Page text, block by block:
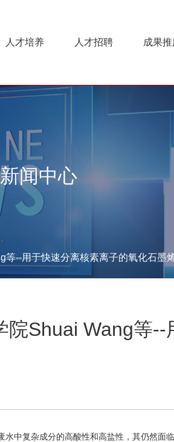
人才培养 人才招聘 成果
新闻中心
--用于快速分离核素离子的氧化石墨
Shuai Wang等
中复杂成分的高酸性和高盐性，其仍然